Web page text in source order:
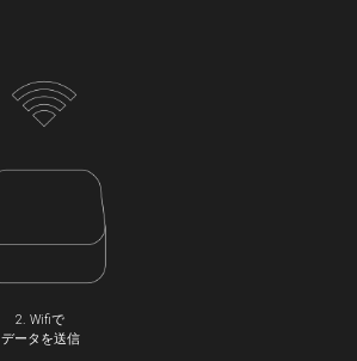
2. Wifiで
データを送信